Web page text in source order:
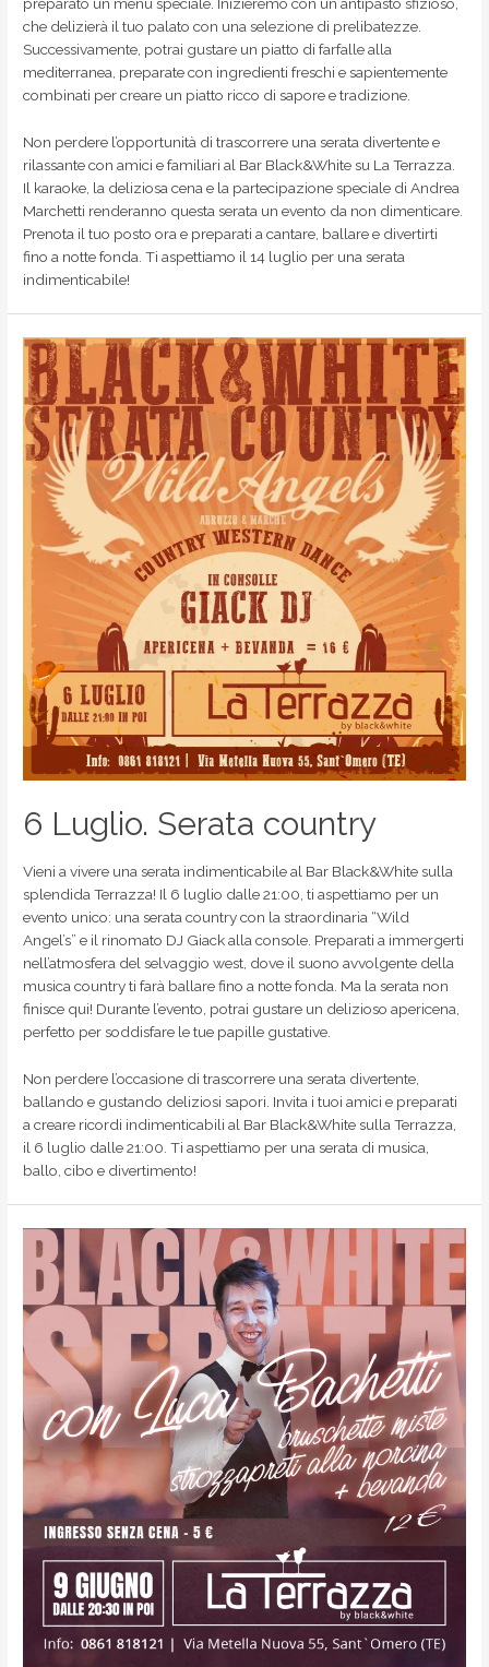
che delizierà il tuo palato con una selezione di prelibatezze.
Successivamente, potrai gustare un piatto di farfalle alla
mediterranea, preparate con ingredienti freschi e sapientemente
combinati per creare un piatto ricco di sapore e tradizione.
Non perdere l’opportunità di trascorrere una serata divertente e
rilassante con amici e familiari al Bar Black&White su La Terrazza.
Il karaoke, la deliziosa cena e la partecipazione speciale di Andrea
Marchetti renderanno questa serata un evento da non dimenticare.
Prenota il tuo posto ora e preparati a cantare, ballare e divertirti
fino a notte fonda. Ti aspettiamo il 14 luglio per una serata
indimenticabile!
6 Luglio. Serata country
Vieni a vivere una serata indimenticabile al Bar Black&White sulla
splendida Terrazza! Il 6 luglio dalle 21:00, ti aspettiamo per un
evento unico: una serata country con la straordinaria “Wild
Angel’s” e il rinomato DJ Giack alla console. Preparati a immergerti
nell’atmosfera del selvaggio west, dove il suono avvolgente della
musica country ti farà ballare fino a notte fonda. Ma la serata non
finisce qui! Durante l’evento, potrai gustare un delizioso apericena,
perfetto per soddisfare le tue papille gustative.
Non perdere l’occasione di trascorrere una serata divertente,
ballando e gustando deliziosi sapori. Invita i tuoi amici e preparati
a creare ricordi indimenticabili al Bar Black&White sulla Terrazza,
il 6 luglio dalle 21:00. Ti aspettiamo per una serata di musica,
ballo, cibo e divertimento!